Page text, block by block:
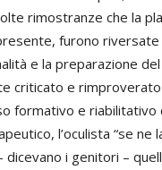
rimostranze che la
furono
e la preparazione
criticato e
formativo e
l’oculista “se ne
dicevano i genitori –